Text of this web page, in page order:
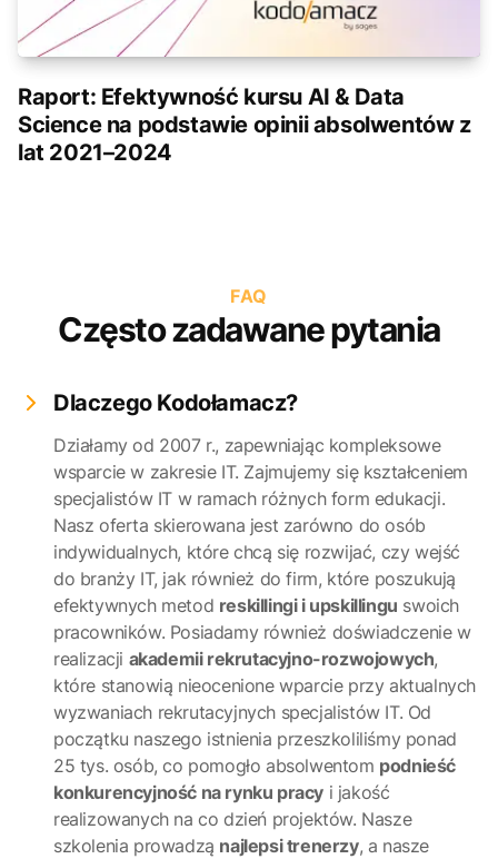
Raport: Efektywność kursu AI & Data
Science na podstawie opinii absolwentów z
lat 2021–2024
FAQ
Często zadawane pytania
Dlaczego Kodołamacz?
Działamy od 2007 r., zapewniając kompleksowe
wsparcie w zakresie IT. Zajmujemy się kształceniem
specjalistów IT w ramach różnych form edukacji.
Nasz oferta skierowana jest zarówno do osób
indywidualnych, które chcą się rozwijać, czy wejść
do branży IT, jak również do firm, które poszukują
efektywnych metod reskillingi i upskillingu swoich
pracowników. Posiadamy również doświadczenie w
realizacji akademii rekrutacyjno-rozwojowych,
które stanowią nieocenione wparcie przy aktualnych
wyzwaniach rekrutacyjnych specjalistów IT. Od
początku naszego istnienia przeszkoliliśmy ponad
25 tys. osób, co pomogło absolwentom podnieść
konkurencyjność na rynku pracy i jakość
realizowanych na co dzień projektów. Nasze
szkolenia prowadzą najlepsi trenerzy, a nasze